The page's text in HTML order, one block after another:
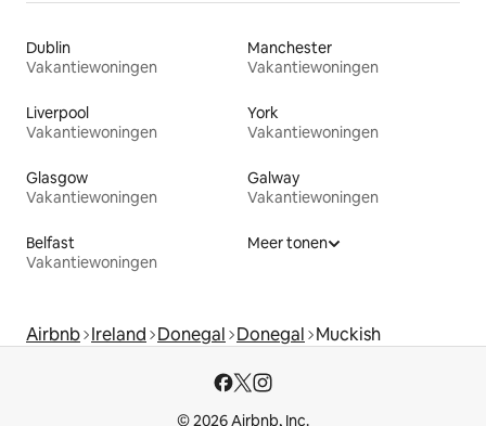
Dublin
Vakantiewoningen
Manchester
Vakantiewoningen
Liverpool
Vakantiewoningen
York
Vakantiewoningen
Glasgow
Vakantiewoningen
Galway
Vakantiewoningen
Belfast
Vakantiewoningen
Meer tonen
Airbnb Ireland Donegal Donegal Muckish
© 2026 Airbnb, Inc.